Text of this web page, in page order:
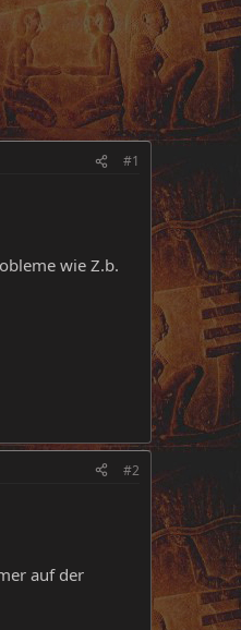
#1
wie Z.b.
#2
auf der